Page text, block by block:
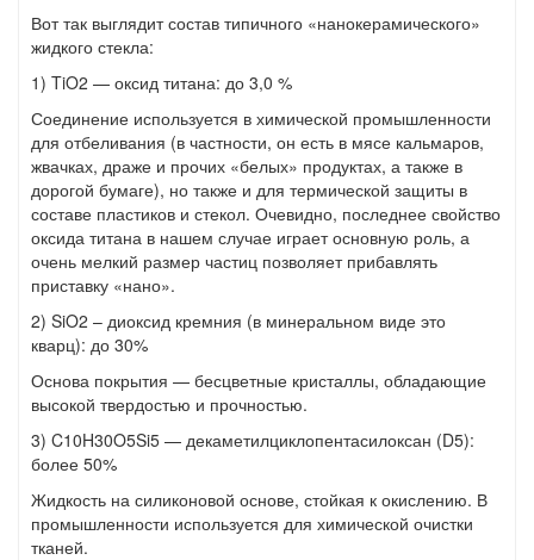
Вот так выглядит состав типичного «нанокерамического»
жидкого стекла:
1) TiO2 — оксид титана: до 3,0 %
Соединение используется в химической промышленности
для отбеливания (в частности, он есть в мясе кальмаров,
жвачках, драже и прочих «белых» продуктах, а также в
дорогой бумаге), но также и для термической защиты в
составе пластиков и стекол. Очевидно, последнее свойство
оксида титана в нашем случае играет основную роль, а
очень мелкий размер частиц позволяет прибавлять
приставку «нано».
2) SiO2 – диоксид кремния (в минеральном виде это
кварц): до 30%
Основа покрытия — бесцветные кристаллы, обладающие
высокой твердостью и прочностью.
3) C10H30O5Si5 — декаметилциклопентасилоксан (D5):
более 50%
Жидкость на силиконовой основе, стойкая к окислению. В
промышленности используется для химической очистки
тканей.